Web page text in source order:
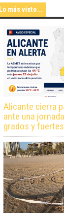
Lo más visto...
Alicante cierra
ante una
grados y